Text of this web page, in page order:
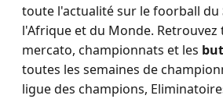
toute l'actualité sur le foorball du
l'Afrique et du Monde. Retrouvez
mercato, championnats et les
toutes les semaines de
ligue des champions,